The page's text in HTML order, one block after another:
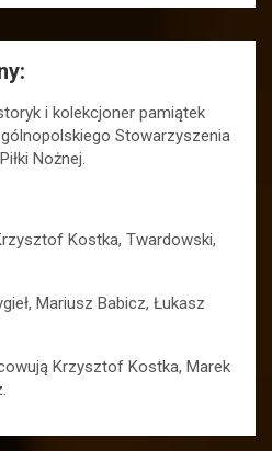
i kolekcjoner pamiątek
Stowarzyszenia
Nożnej.
Kostka, Twardowski,
Mariusz Babicz, Łukasz
Krzysztof Kostka, Marek